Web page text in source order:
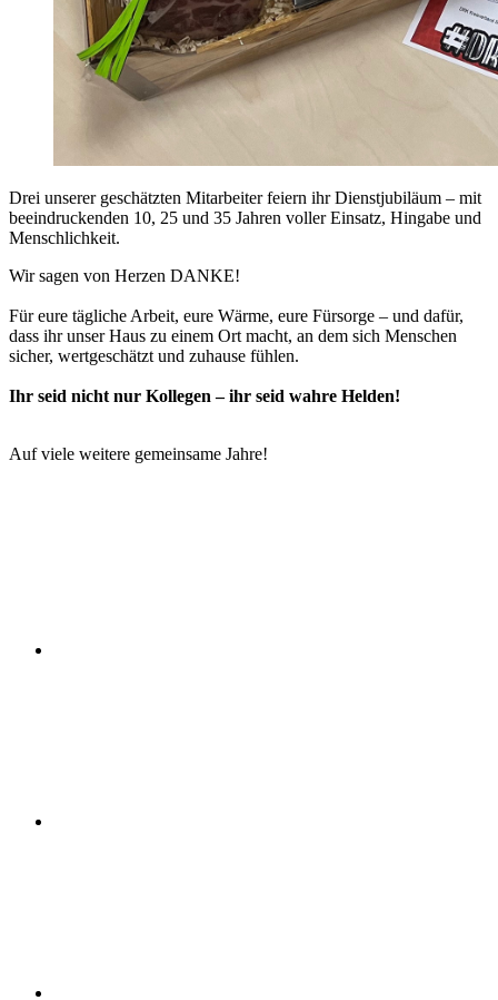
Drei unserer geschätzten Mitarbeiter feiern ihr Dienstjubiläum – mit
beeindruckenden 10, 25 und 35 Jahren voller Einsatz, Hingabe und
Menschlichkeit.
Wir sagen von Herzen DANKE!
Für eure tägliche Arbeit, eure Wärme, eure Fürsorge – und dafür,
dass ihr unser Haus zu einem Ort macht, an dem sich Menschen
sicher, wertgeschätzt und zuhause fühlen.
Ihr seid nicht nur Kollegen – ihr seid wahre Helden!
Auf viele weitere gemeinsame Jahre!